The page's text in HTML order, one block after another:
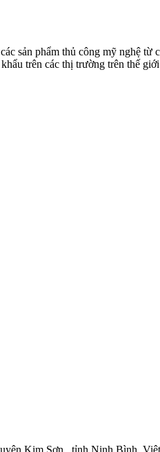
sản phẩm thủ công mỹ nghệ
trên các thị trường trên thế
Kim Sơn , tỉnh Ninh Bình,